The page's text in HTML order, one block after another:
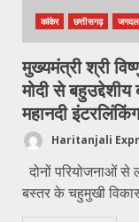
कांकेर छत्तीसगढ़
मुख्यमंत्री श्री
मोदी से
महानदी
Haritanjali
दोनों परियोजनाओं
बस्तर के चहुमुखी